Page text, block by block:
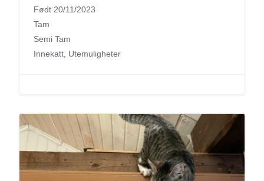
Født 20/11/2023
Tam
Semi Tam
Innekatt, Utemuligheter